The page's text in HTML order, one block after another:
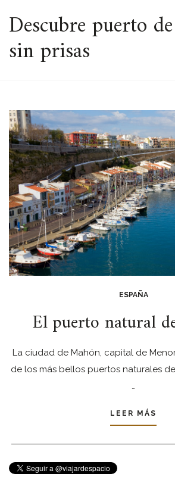
Descubre puerto
sin prisas
ESPAÑA
El puerto natural
La ciudad de Mahón, capital de
de los más bellos puertos naturales
…
LEER MÁS